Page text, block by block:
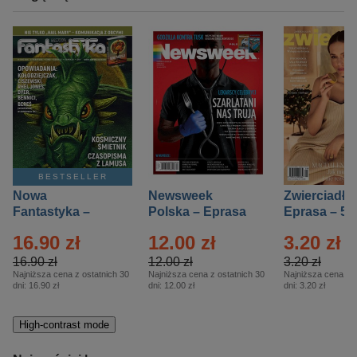
BESTSELLER
Nowa
Fantastyka –
16.90 zł
16.90 zł
Najniższa cena z ostatnich 30
dni: 16.90 zł
Newsweek
Polska – Eprasa
12.00 zł
12.00 zł
Najniższa cena z ostatnich 30
dni: 12.00 zł
Zwierciadło
Eprasa – 5/
3.20 zł
3.20 zł
Najniższa cena z
dni: 3.20 zł
High-contrast mode